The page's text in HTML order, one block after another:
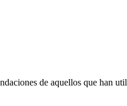
de aquellos que han